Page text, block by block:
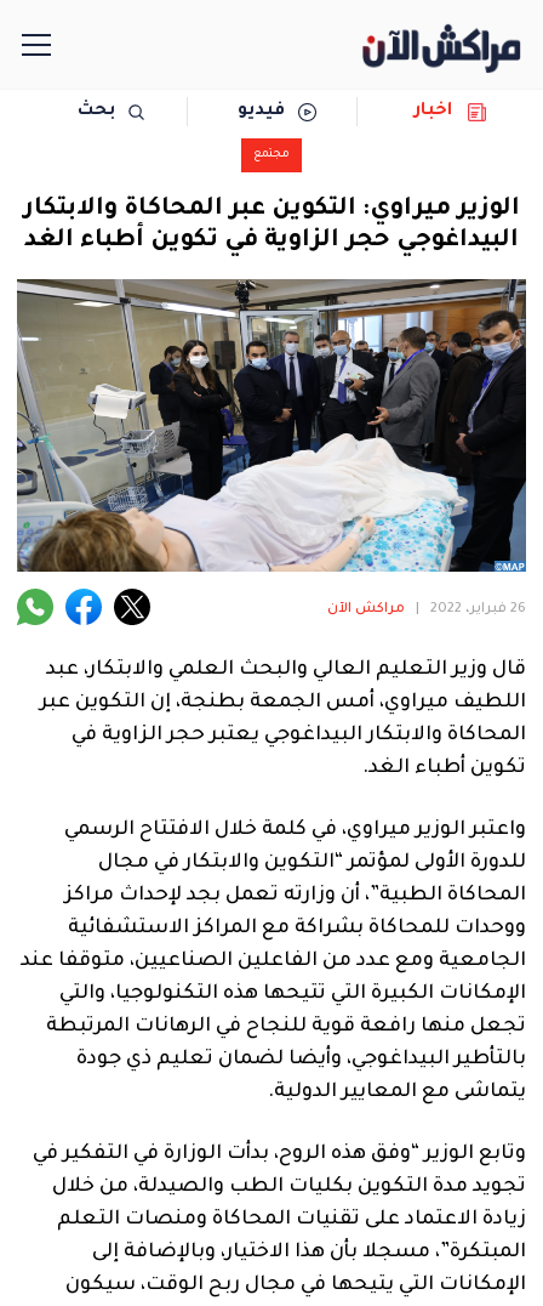
مجتمع
سياسة
رياضة
حوادث
دولية
المرأة
فنية
منوعة
آراء
اخبار فيديو بحث
مجتمع
الوزير ميراوي: التكوين عبر المحاكاة والابتكار
البيداغوجي حجر الزاوية في تكوين أطباء الغد
26 فبراير، 2022 مراكش الآن
قال وزير التعليم العالي والبحث العلمي والابتكار، عبد
اللطيف ميراوي، أمس الجمعة بطنجة، إن التكوين عبر
المحاكاة والابتكار البيداغوجي يعتبر حجر الزاوية في
تكوين أطباء الغد.
واعتبر الوزير ميراوي، في كلمة خلال الافتتاح الرسمي
للدورة الأولى لمؤتمر “التكوين والابتكار في مجال
المحاكاة الطبية”، أن وزارته تعمل بجد لإحداث مراكز
ووحدات للمحاكاة بشراكة مع المراكز الاستشفائية
الجامعية ومع عدد من الفاعلين الصناعيين، متوقفا عند
الإمكانات الكبيرة التي تتيحها هذه التكنولوجيا، والتي
تجعل منها رافعة قوية للنجاح في الرهانات المرتبطة
بالتأطير البيداغوجي، وأيضا لضمان تعليم ذي جودة
يتماشى مع المعايير الدولية.
وتابع الوزير “وفق هذه الروح، بدأت الوزارة في التفكير في
تجويد مدة التكوين بكليات الطب والصيدلة، من خلال
زيادة الاعتماد على تقنيات المحاكاة ومنصات التعلم
المبتكرة”، مسجلا بأن هذا الاختيار، وبالإضافة إلى
الإمكانات التي يتيحها في مجال ربح الوقت، سيكون